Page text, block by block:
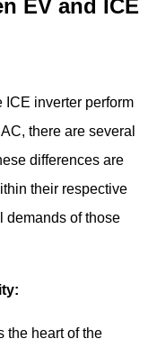
EV and ICE
ICE inverter perform
there are several
differences are
their respective
demands of those
the heart of the